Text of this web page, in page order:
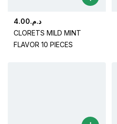
د.م.4.00
CLORETS MILD MINT
FLAVOR 10 PIECES